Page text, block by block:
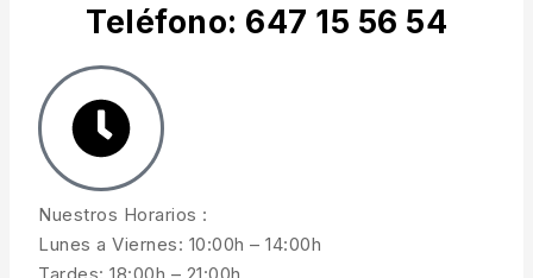
Teléfono: 647 15 56 54
Nuestros Horarios :
Lunes a Viernes: 10:00h – 14:00h